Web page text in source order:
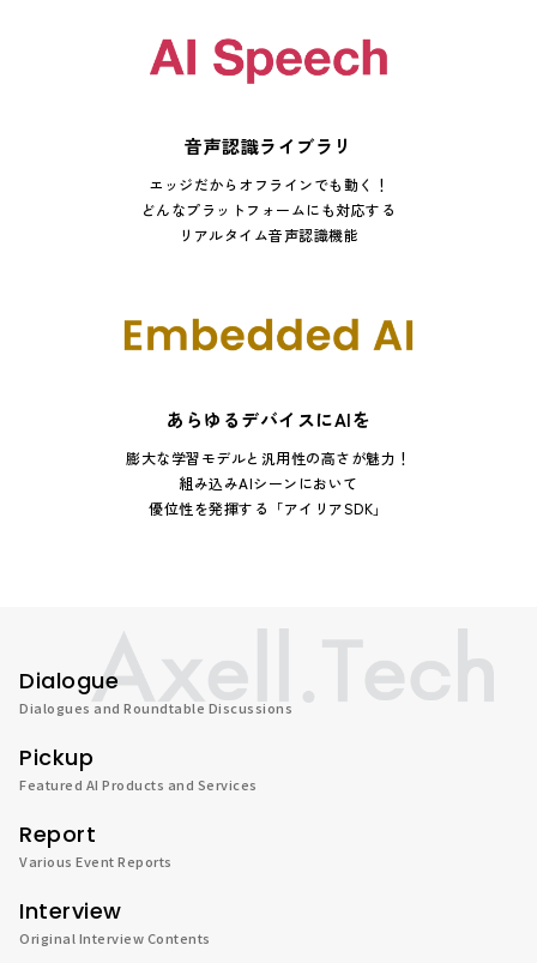
音声認識ライブラリ
エッジだからオフラインでも動く！
どんなプラットフォームにも対応する
リアルタイム音声認識機能
あらゆるデバイスにAIを
膨大な学習モデルと汎用性の高さが魅力！
組み込みAIシーンにおいて
優位性を発揮する「アイリアSDK」
Dialogue
Dialogues and Roundtable Discussions
Pickup
Featured AI Products and Services
Report
Various Event Reports
Interview
Original Interview Contents